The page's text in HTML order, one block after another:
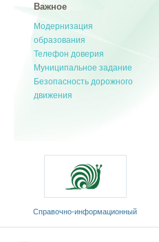
Важное
Модернизация
образования
Телефон доверия
Муниципальное задание
Безопасность дорожного
движения
Общественный совет
Министерства образования и